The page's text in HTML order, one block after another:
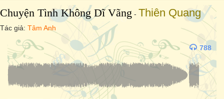
Chuyện Tình Không Dĩ Vãng - Thiên Quang
Tác giả: Tâm Anh
788